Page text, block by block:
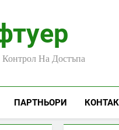
Контрол На Достъпа
ПАРТНЬОРИ